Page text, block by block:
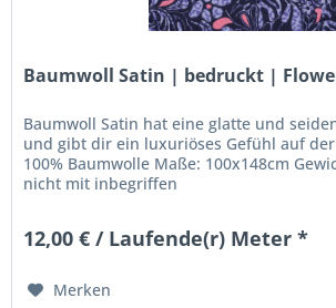
Baumwoll Satin | bedruckt |
Baumwoll Satin hat eine glatte und
und gibt dir ein luxuriöses Gefühl auf
100% Baumwolle Maße: 100x148cm
nicht mit inbegriffen
12,00 € / Laufende(r) Meter *
Merken